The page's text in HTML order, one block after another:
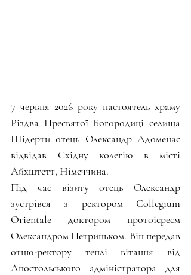
7 червня 2026 року настоятель храму
Різдва Пресвятої Богородиці селища
Шідерти отець Олександр Адоменас
відвідав Східну колегію в місті
Айхштетт, Німеччина.
Під час візиту отець Олександр
зустрівся з ректором Collegium
Orientale доктором протоієреєм
Олександром Петриньком. Він передав
отцю-ректору теплі вітання від
Апостольського адміністратора для